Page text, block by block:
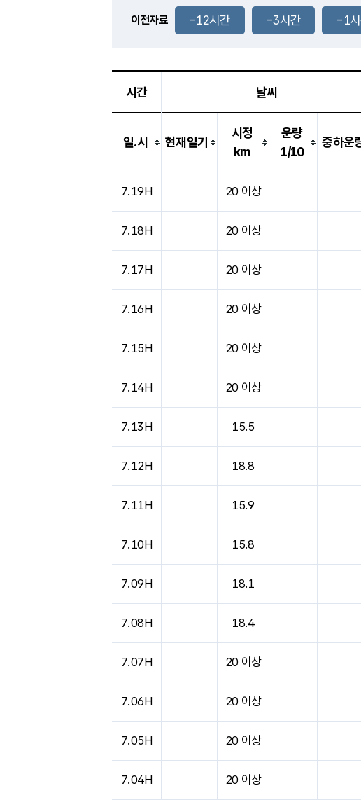
0.8m/s
-
이전자료 -12시간 -3시간 -1
시간 날씨
일.시 현재일기
시정
km
운량
1/10
중하운
7.19H 20 이상
7.18H 20 이상
7.17H 20 이상
7.16H 20 이상
7.15H 20 이상
7.14H 20 이상
7.13H 15.5
7.12H 18.8
7.11H 15.9
7.10H 15.8
7.09H 18.1
7.08H 18.4
7.07H 20 이상
7.06H 20 이상
7.05H 20 이상
7.04H 20 이상